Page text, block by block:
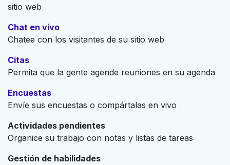
sitio web
Chat en vivo
Chatee con los visitantes de su sitio web
Citas
Permita que la gente agende reuniones en su agenda
Encuestas
Envíe sus encuestas o compártalas en vivo
Actividades pendientes
Organice su trabajo con notas y listas de tareas
Gestión de habilidades